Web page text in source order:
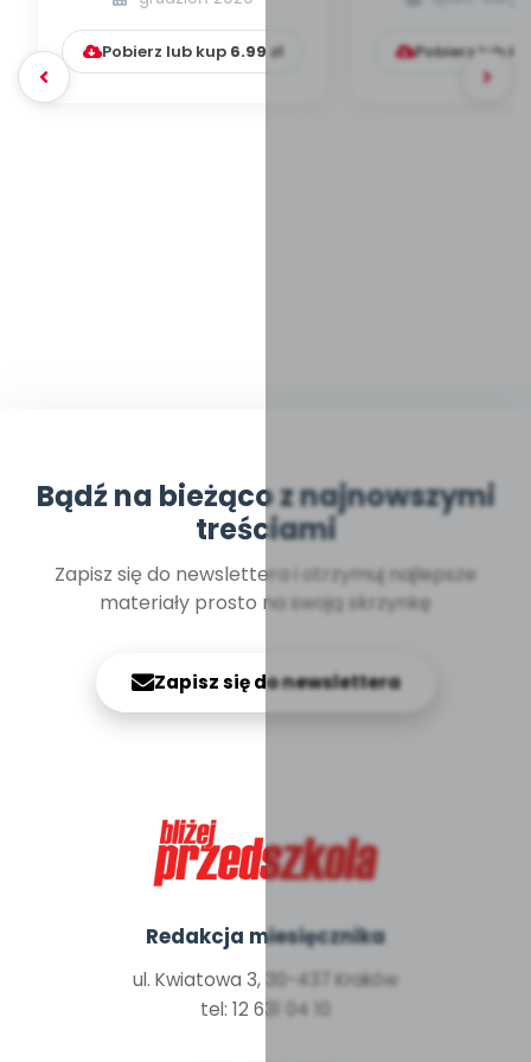
Pobierz lub kup 6.99 zł Pobierz lub
Bądź na bieżąco z najnowszymi
treściami
Zapisz się do newslettera i otrzymuj najlepsze
materiały prosto na swoją skrzynkę
Zapisz się do newslettera
Redakcja miesięcznika
ul. Kwiatowa 3, 30-437 Kraków
tel: 12 631 04 10